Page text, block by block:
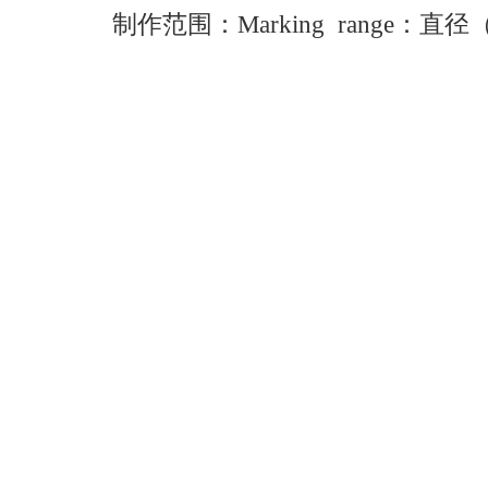
制作范围：Marking range：直径